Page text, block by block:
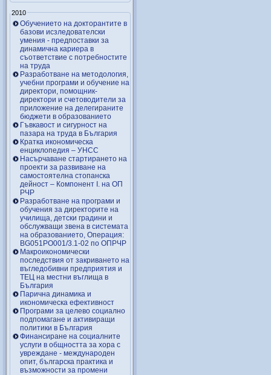
2010
Обучението на докторантите в
базови исзледователски
умения - предпоставки за
динамична кариера в
съответствие с потребностите
на труда
Разработване на методология,
учебни програми и обучение на
директори, помощник-
директори и счетоводители за
приложение на делегираните
бюджети в образованието
Гъвкавост и сигурност на
пазара на труда в България
Кратка икономическа
енциклопедия – УНСС
Насърчаване стартирането на
проекти за развиване на
самостоятелна стопанска
дейност – Компонент I. на ОП
РЧР
Разработване на програми и
обучения за директорите на
училища, детски градини и
обслужващи звена в системата
на образованието, Операция:
BG051PO001/3.1-02 по ОПРЧР
Макроикономически
последствия от закриването на
въгледобивни предприятия и
ТЕЦ на местни въглища в
България
Парична динамика и
икономическа ефективност
Програми за целево социално
подпомагане и активиращи
политики в България
Финансиране на социалните
услуги в общността за хора с
увреждане - международен
опит, българска практика и
възможности за промени